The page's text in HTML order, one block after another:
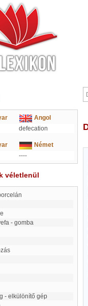
Angol
defecation
Német
----
véletlenül
- gomba
- elkülönítő gép